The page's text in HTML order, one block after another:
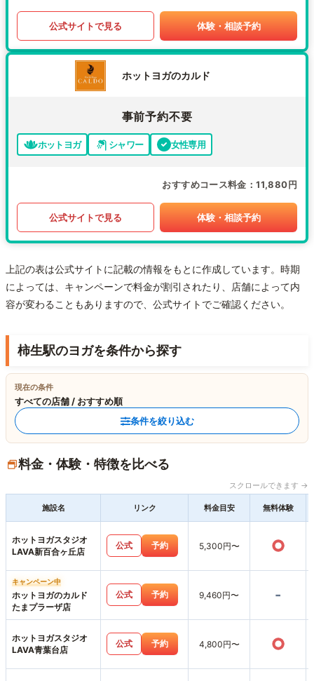
公式サイトで見る 体験・相談予約
ホットヨガのカルド
事前予約不要
ホットヨガ シャワー 女性専用
おすすめコース料金 11,880円
公式サイトで見る 体験・相談予約
上記の表は公式サイトに記載の情報をもとに作成しています。時期
によっては、キャンペーンで料金が割引されたり、店舗によって内
容が変わることもありますので、公式サイトでご確認ください。
柿生駅のヨガを条件から探す
現在の条件
すべての店舗 / おすすめ順
条件を絞り込む
料金・体験・特徴を比べる
スクロールできます →
施設名 リンク 料金目安 無料体験
ホットヨガスタジオ
LAVA新百合ヶ丘店
公式 予約 5,300円〜 ○
キャンペーン中
ホットヨガのカルド
たまプラーザ店
公式 予約 9,460円〜 -
ホットヨガスタジオ
LAVA青葉台店
公式 予約 4,800円〜 ○